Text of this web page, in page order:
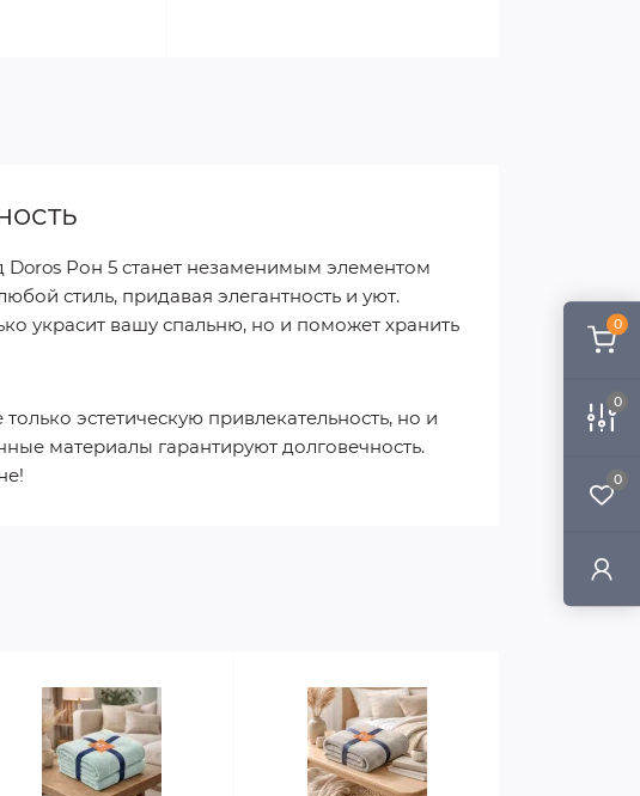
0
0
0
Рон 5 станет незаменимым элементом
стиль, придавая элегантность и уют.
украсит вашу спальню, но и поможет хранить
эстетическую привлекательность, но и
материалы гарантируют долговечность.